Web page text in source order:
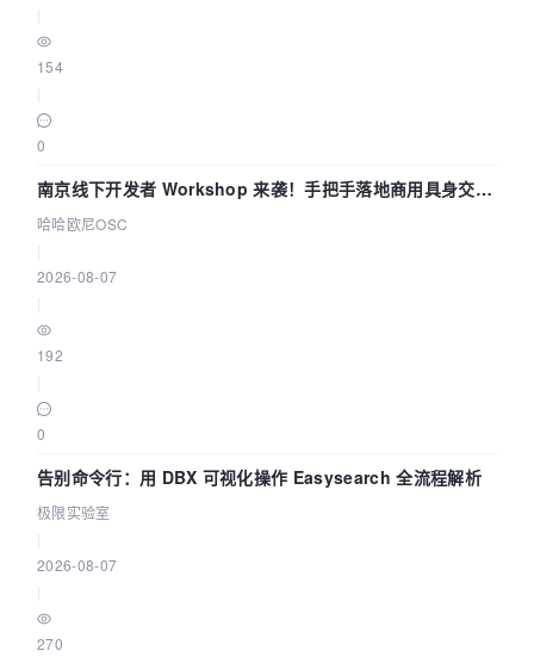
154
0
南京线下开发者 Workshop 来袭！手把手落地商用具身交互
智能 Agent 应用
哈哈欧尼OSC
2026-08-07
192
0
告别命令行：用 DBX 可视化操作 Easysearch 全流程解析
极限实验室
2026-08-07
270